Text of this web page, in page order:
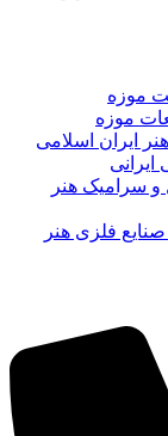
و سرامیک هنر
صنایع فلزی هنر